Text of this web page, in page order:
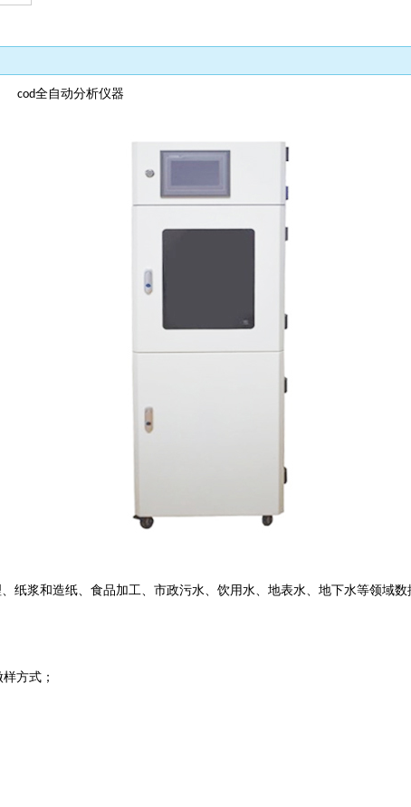
cod全自动分析仪器
纸浆和造纸、食品加工、市政污水、饮用水、地表水、地下水等领域数
方式；